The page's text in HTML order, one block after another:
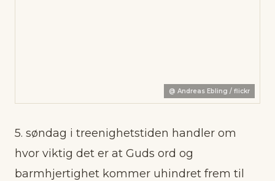
@ Andreas Ebling / flickr
5. søndag i treenighetstiden handler om
hvor viktig det er at Guds ord og
barmhjertighet kommer uhindret frem til